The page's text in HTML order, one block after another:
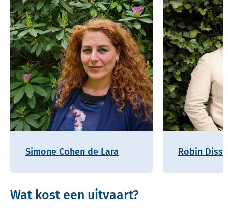
Simone Cohen de Lara Robin
Wat kost een uitvaart?